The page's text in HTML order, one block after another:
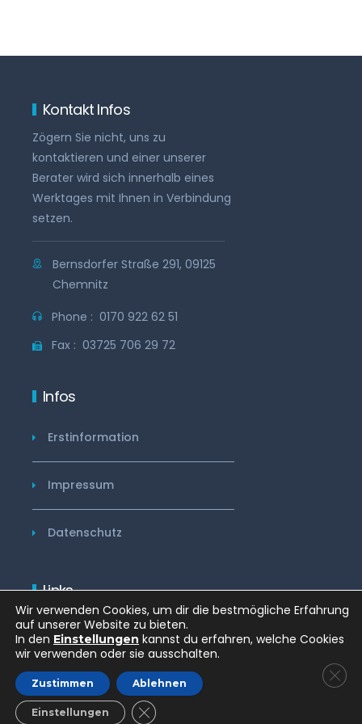
Kontakt Infos
Zögern Sie nicht, uns zu
kontaktieren und einer unserer
Berater wird sich innerhalb eines
Werktages mit Ihnen in Verbindung
setzen.
Bernsdorfer Straße 291, 09125
Chemnitz
Phone : 0170 922 62 51
Fax : 03725 706 29 72
Infos
Erstinformation
Impressum
Datenschutz
Links
wohntraumfinder.com
© Copyright 2021 Finzanzberatung Frank Friedrich
Wir verwenden Cookies, um dir die bestmögliche Erfahrung
auf unserer Website zu bieten.
In den Einstellungen kannst du erfahren, welche Cookies
wir verwenden oder sie ausschalten.
Zustimmen Ablehnen
Einstellungen GDPR COOKIE-BANNER SCHLIESSEN